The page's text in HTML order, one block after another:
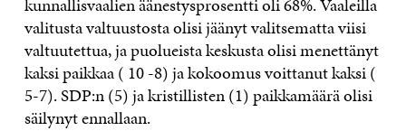
kunnallisvaalien äänestysprosentti oli 68%. Vaaleilla
valitusta valtuustosta olisi jäänyt valitsematta viisi
valtuutettua, ja puolueista keskusta olisi menettänyt
kaksi paikkaa ( 10 -8) ja kokoomus voittanut kaksi (
5-7). SDP:n (5) ja kristillisten (1) paikkamäärä olisi
säilynyt ennallaan.